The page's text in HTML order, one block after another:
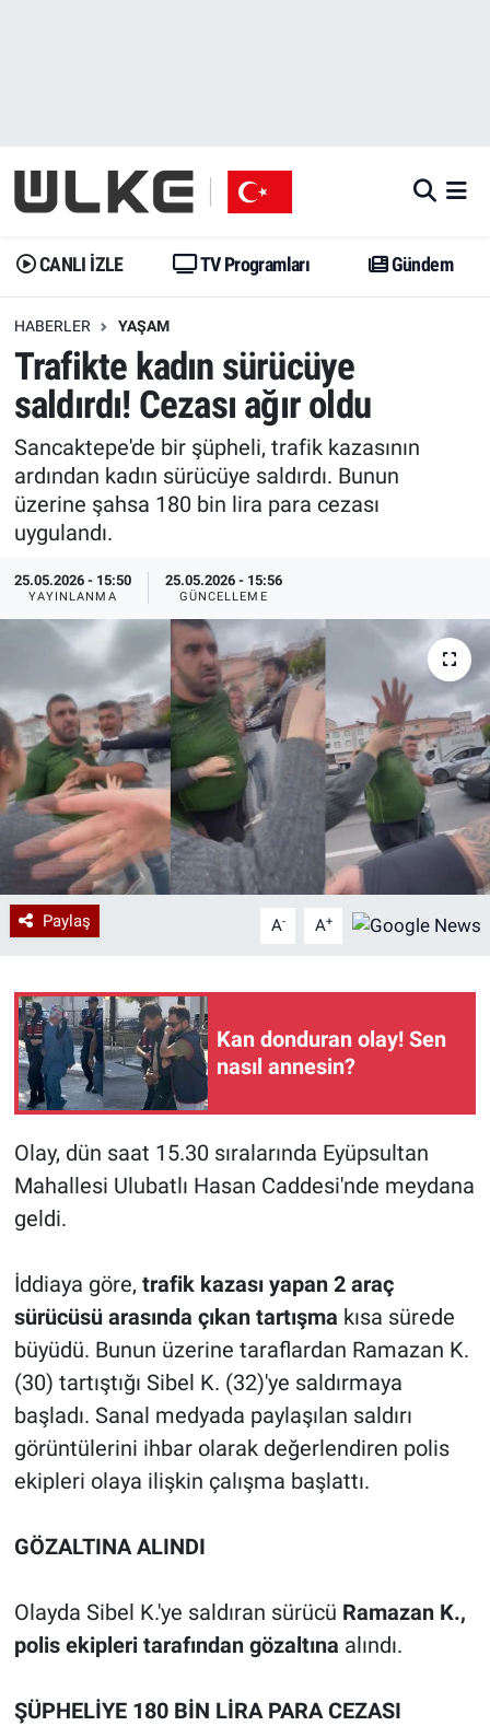
CANLI İZLE TV Programları Gündem
HABERLER YAŞAM
Trafikte kadın sürücüye
saldırdı! Cezası ağır oldu
Sancaktepe'de bir şüpheli, trafik kazasının
ardından kadın sürücüye saldırdı. Bunun
üzerine şahsa 180 bin lira para cezası
uygulandı.
25.05.2026 - 15:50
YAYINLANMA
25.05.2026 - 15:56
GÜNCELLEME
Paylaş A- A+
Kan donduran olay! Sen
nasıl annesin?
Olay, dün saat 15.30 sıralarında Eyüpsultan
Mahallesi Ulubatlı Hasan Caddesi'nde meydana
geldi.
İddiaya göre, trafik kazası yapan 2 araç
sürücüsü arasında çıkan tartışma kısa sürede
büyüdü. Bunun üzerine taraflardan Ramazan K.
(30) tartıştığı Sibel K. (32)'ye saldırmaya
başladı. Sanal medyada paylaşılan saldırı
görüntülerini ihbar olarak değerlendiren polis
ekipleri olaya ilişkin çalışma başlattı.
GÖZALTINA ALINDI
Olayda Sibel K.'ye saldıran sürücü Ramazan K.,
polis ekipleri tarafından gözaltına alındı.
ŞÜPHELİYE 180 BİN LİRA PARA CEZASI
Gündem
Dünya
Erişim Bilgileri
Ekonomi
Trend
Özel Haberler
Yazarlar
Gündem
Trend
Erişim Bilgileri
Spor
Ekonomi
Dünya
Medya
Özel Haberler
Kadın
Erişim Bilgileri
Sağlık
Teknoloji
Ramazan
İstanbul Namaz Vakitleri
Trafik Durumu
Erişim Bilgileri
Tüm Manşetler
Son Dakika Haberleri
Haber Arşivi